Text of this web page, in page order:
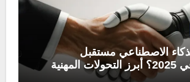
الاصطناعي مستقبل